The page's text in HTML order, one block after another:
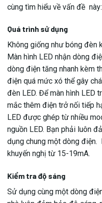
cùng tìm hiểu về vấn đề này:
Quá trình sử dụng
Không giống như bóng đèn
Màn hình LED nhận dòng
dòng điện tăng nhanh kèm
điện quá mức xó thể gây
đèn LED. Để màn hình LED
mắc thêm điện trở nối tiếp
LED được ghép từ nhiều
nguồn LED. Bạn phải luôn
dụng chung một dòng
khuyến nghị từ 15-19mA.
Kiểm tra độ sáng
Sử dụng cùng một dòng